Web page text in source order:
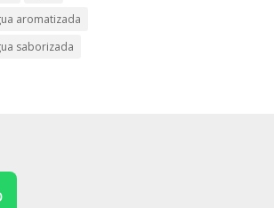
aromatizada
saborizada